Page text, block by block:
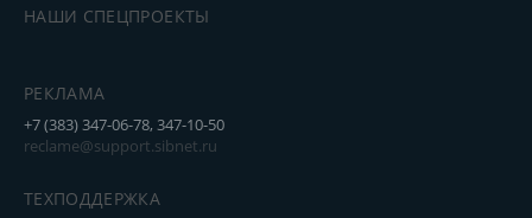
НАШИ СПЕЦПРОЕКТЫ
РЕКЛАМА
+7 (383) 347-06-78, 347-10-50
reclame@support.sibnet.ru
ТЕХПОДДЕРЖКА